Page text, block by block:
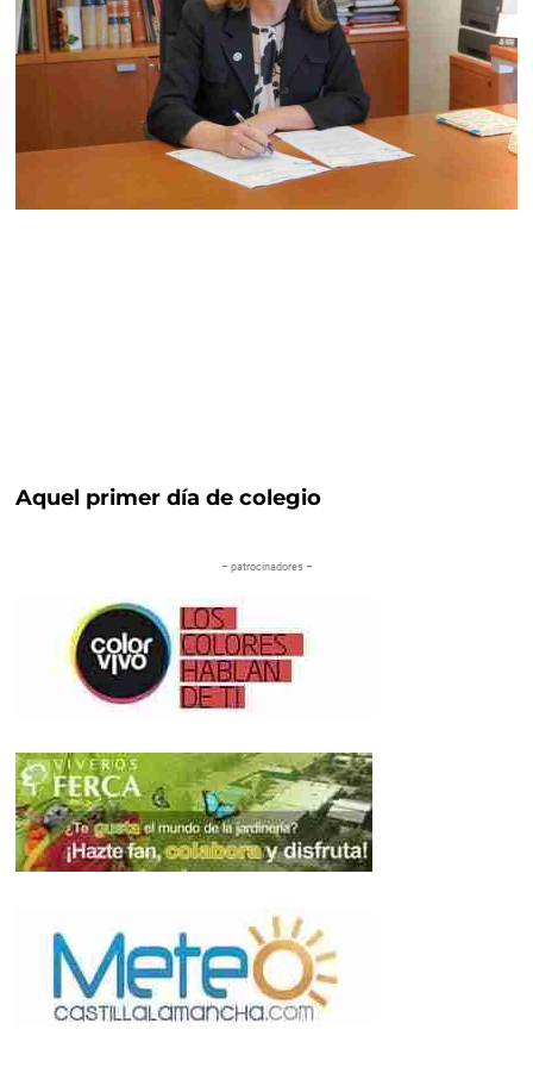
Aquel primer día de colegio
– patrocinadores –